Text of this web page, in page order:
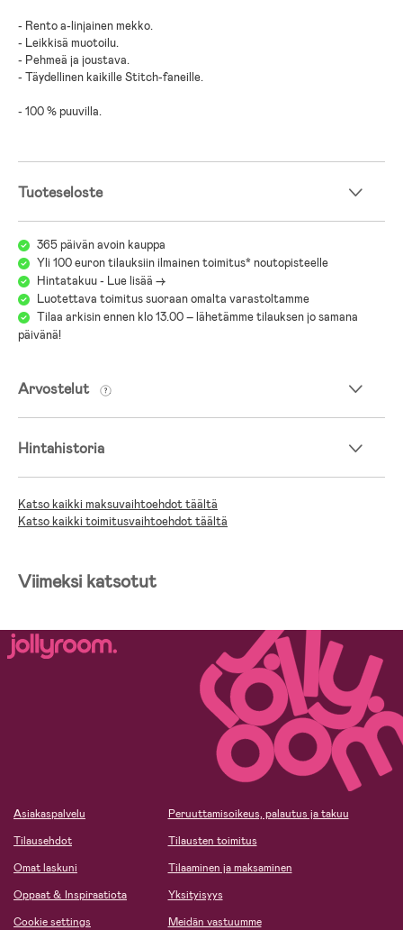
- Rento a-linjainen mekko.
- Leikkisä muotoilu.
- Pehmeä ja joustava.
- Täydellinen kaikille Stitch-faneille.
- 100 % puuvilla.
Tuoteseloste
365 päivän avoin kauppa
Yli 100 euron tilauksiin ilmainen toimitus* noutopisteelle
Hintatakuu - Lue lisää ->
Luotettava toimitus suoraan omalta varastoltamme
Tilaa arkisin ennen klo 13.00 – lähetämme tilauksen jo samana
päivänä!
Arvostelut
Hintahistoria
Katso kaikki maksuvaihtoehdot täältä
Katso kaikki toimitusvaihtoehdot täältä
Viimeksi katsotut
Asiakaspalvelu
Tilausehdot
Omat laskuni
Oppaat & Inspiraatiota
Cookie settings
Peruuttamisoikeus, palautus ja takuu
Tilausten toimitus
Tilaaminen ja maksaminen
Yksityisyys
Meidän vastuumme